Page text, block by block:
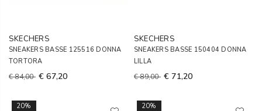
SKECHERS
SNEAKERS BASSE 125516 DONNA
TORTORA
€ 84,00 € 67,20
SKECHERS
SNEAKERS BASSE 150404 DONNA
LILLA
€ 89,00 € 71,20
20% 20%